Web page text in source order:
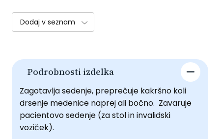
Dodaj v seznam
Podrobnosti izdelka
Zagotavlja sedenje, preprečuje kakršno koli
drsenje medenice naprej ali bočno. Zavaruje
pacientovo sedenje (za stol in invalidski
voziček).